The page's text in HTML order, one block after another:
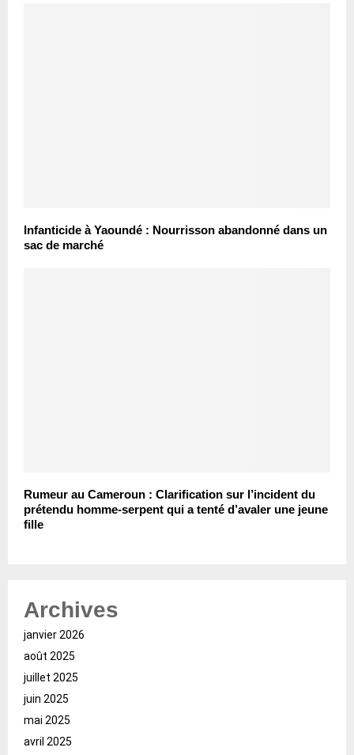
Infanticide à Yaoundé : Nourrisson abandonné dans un
sac de marché
Rumeur au Cameroun : Clarification sur l’incident du
prétendu homme-serpent qui a tenté d’avaler une jeune
fille
Archives
janvier 2026
août 2025
juillet 2025
juin 2025
mai 2025
avril 2025